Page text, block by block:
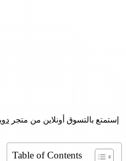
إستمتع بالتسوق أونلاين من متجر
Table of Contents